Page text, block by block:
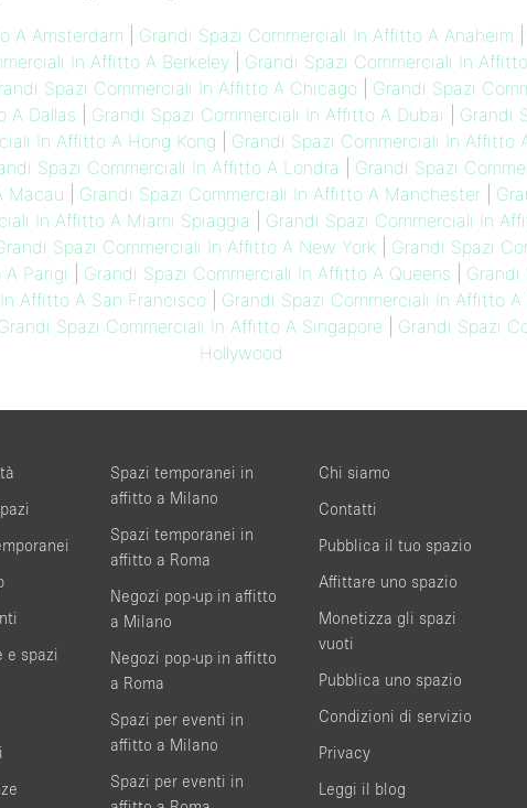
A Amsterdam Grandi Spazi Commerciali In Affitto A Anaheim
In Affitto A Berkeley| Grandi Spazi Commerciali In
Spazi Commerciali In Affitto A Chicago Grandi Spazi
A Dallas
Grandi Spazi Commerciali In Affitto A Dubai
Grandi
In Affitto A Hong Kong Grandi Spazi Commerciali In Affitto
Spazi Commerciali In Affitto A Londra Grandi Spazi
Macau
Grandi Spazi Commerciali In Affitto A Manchester
In Affitto A Miami Spiaggia Grandi Spazi Commerciali In
Spazi Commerciali In Affitto A New York Grandi Spazi
Parigi
Grandi Spazi Commerciali In Affitto A Queens
Grandi
Affitto A San Francisco| Grandi Spazi Commerciali In Affitto
Spazi Commerciali In Affitto A Singapore
Grandi Spazi
Hollywood
e spazi
Spazi temporanei in
affitto a Milano
Spazi temporanei in
affitto a Roma
Negozi pop-up in affitto
a Milano
Negozi pop-up in affitto
a Roma
Spazi per eventi in
affitto a Milano
Spazi per eventi in
Chi siamo
Contatti
Pubblica il tuo spazio
Affittare uno spazio
Monetizza gli spazi
vuoti
Pubblica uno spazio
Condizioni di servizio
Privacy
Leggi il blog